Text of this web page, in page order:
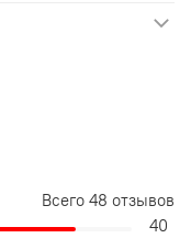
Всего 48 отзывов
40